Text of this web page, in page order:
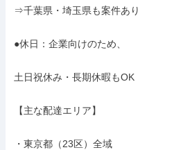
⇒千葉県・埼玉県も案件あり
●休日：企業向けのため、
土日祝休み・長期休暇もOK
【主な配達エリア】
・東京都（23区）全域